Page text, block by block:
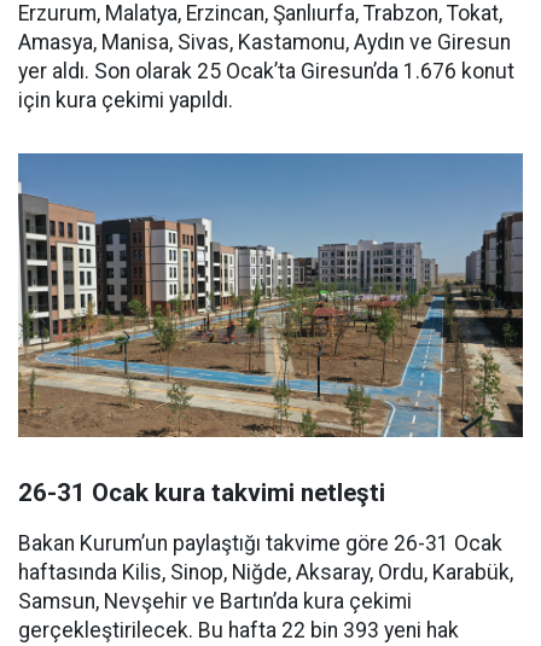
Erzurum, Malatya, Erzincan, Şanlıurfa, Trabzon, Tokat,
Amasya, Manisa, Sivas, Kastamonu, Aydın ve Giresun
yer aldı. Son olarak 25 Ocak’ta Giresun’da 1.676 konut
için kura çekimi yapıldı.
26-31 Ocak kura takvimi netleşti
Bakan Kurum’un paylaştığı takvime göre 26-31 Ocak
haftasında Kilis, Sinop, Niğde, Aksaray, Ordu, Karabük,
Samsun, Nevşehir ve Bartın’da kura çekimi
gerçekleştirilecek. Bu hafta 22 bin 393 yeni hak